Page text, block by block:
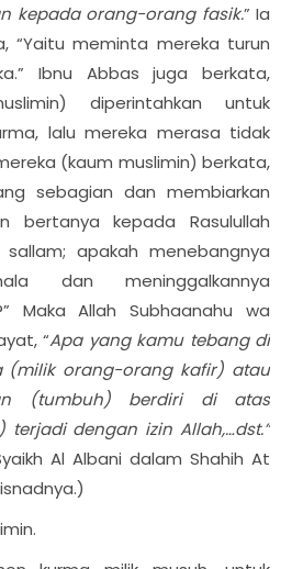
kepada orang-orang fasik.” Ia
“Yaitu meminta mereka turun
Ibnu Abbas juga berkata,
diperintahkan untuk
lalu mereka merasa tidak
(kaum muslimin) berkata,
sebagian dan membiarkan
bertanya kepada Rasulullah
apakah menebangnya
dan meninggalkannya
Maka Allah Subhaanahu wa
“Apa yang kamu tebang di
(milik orang-orang kafir) atau
(tumbuh) berdiri di atas
dengan izin Allah,…dst.”
Al Albani dalam Shahih At